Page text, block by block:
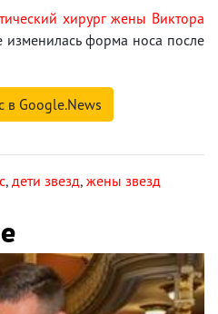
хирург жены Виктора
изменилась форма носа после
в Google.News
, дети звезд, жены звезд